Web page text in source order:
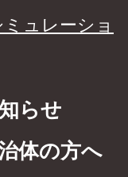
ュレーショ
らせ
体の方へ